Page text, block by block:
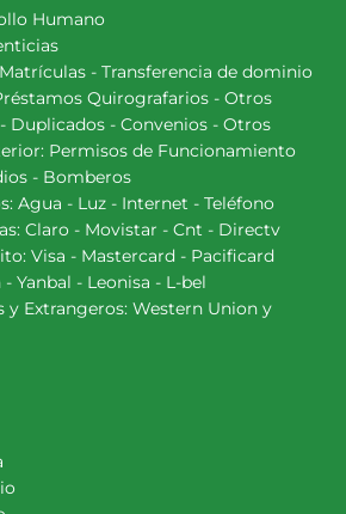
Humano
Matrículas - Transferencia de dominio
Quirografarios - Otros
Duplicados - Convenios - Otros
Permisos de Funcionamiento
- Bomberos
Agua - Luz - Internet - Teléfono
Claro - Movistar - Cnt - Directv
Visa - Mastercard - Pacificard
Yanbal - Leonisa - L-bel
y Extrangeros: Western Union y